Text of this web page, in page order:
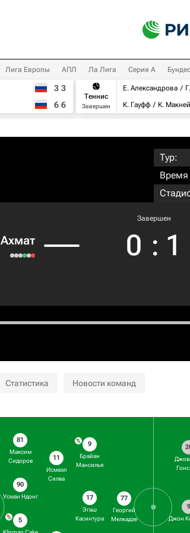
Лига Европы АПЛ Ла Лига Серия А
3 3
6 6
Теннис
Завершен
Е. Александрова
К. Гауфф
К.
Тур:
Время
Ахмат
Завершен
0 : 1
Статистика Новости команд
81
Максим
Сидоров
90
Усман Ндонг
5
11
Исмаэл
Силва
9
Брайан
Мансилья
17
Эгаш
Касинтура
77
Георгий
Мелкадзе
9
Джон